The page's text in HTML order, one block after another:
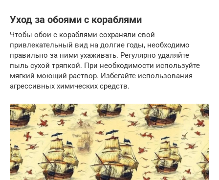
Уход за обоями с кораблями
Чтобы обои с кораблями сохраняли свой
привлекательный вид на долгие годы, необходимо
правильно за ними ухаживать. Регулярно удаляйте
пыль сухой тряпкой. При необходимости используйте
мягкий моющий раствор. Избегайте использования
агрессивных химических средств.